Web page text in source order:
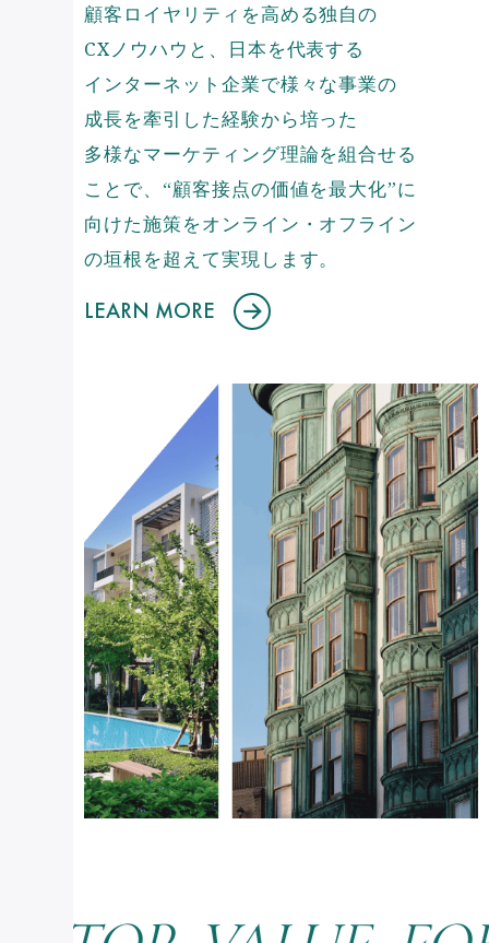
LEARN MORE
顧客ロイヤリティを高める独自の
CXノウハウと、日本を代表する
インターネット企業で様々な事業の
成長を牽引した経験から培った
多様なマーケティング理論を組合せる
ことで、“顧客接点の価値を最大化”に
向けた施策をオンライン・オフライン
の垣根を超えて実現します。